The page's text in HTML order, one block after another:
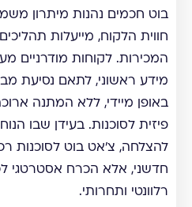
בוט חכמים נהנות מיתרון
חווית הלקוח, מייעלות
המכירות. לקוחות מודרניים
מידע ראשוני, לתאם נסיעת
באופן מיידי, ללא המתנה
פיזית לסוכנות. בעידן שבו
להצלחה, צ'אט בוט לסוכנות
חדשני, אלא הכרח אסטרטגי
רלוונטי ותחרותי.